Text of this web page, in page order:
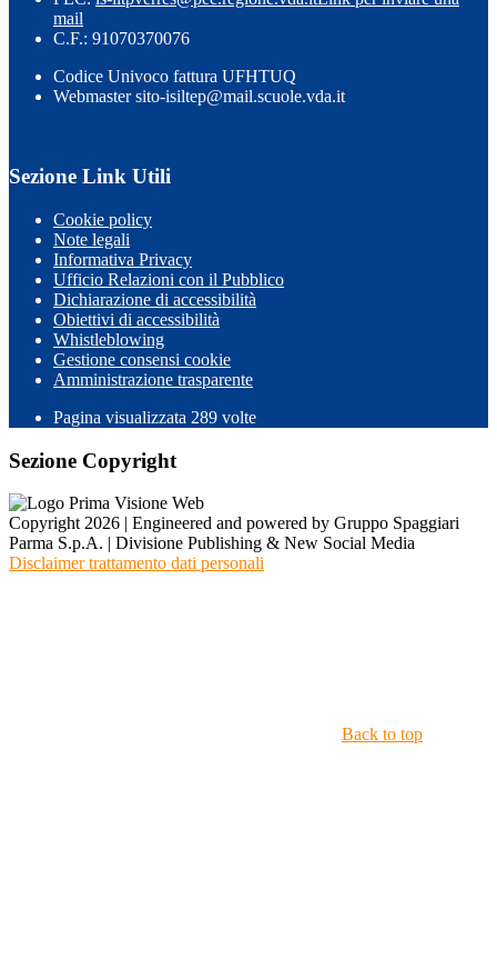
mail
C.F.: 91070370076
Codice Univoco fattura UFHTUQ
Webmaster sito-isiltep@mail.scuole.vda.it
Sezione Link Utili
Cookie policy
Note legali
Informativa Privacy
Ufficio Relazioni con il Pubblico
Dichiarazione di accessibilità
Obiettivi di accessibilità
Whistleblowing
Gestione consensi cookie
Amministrazione trasparente
Pagina visualizzata 289 volte
Sezione Copyright
Copyright 2026 | Engineered and powered by Gruppo Spaggiari
Parma S.p.A. | Divisione Publishing & New Social Media
Disclaimer trattamento dati personali
Back to top